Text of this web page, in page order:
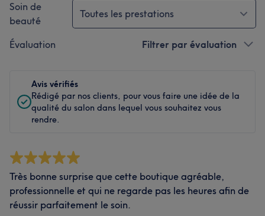
Soin de
beauté
Toutes les prestations
Évaluation Filtrer par évaluation
Avis vérifiés
Rédigé par nos clients, pour vous faire une idée de la
qualité du salon dans lequel vous souhaitez vous
rendre.
Très bonne surprise que cette boutique agréable,
professionnelle et qui ne regarde pas les heures afin de
réussir parfaitement le soin.